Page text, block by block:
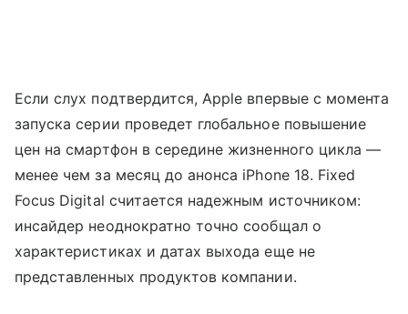
Если слух подтвердится, Apple впервые с момента
запуска серии проведет глобальное повышение
цен на смартфон в середине жизненного цикла —
менее чем за месяц до анонса iPhone 18. Fixed
Focus Digital считается надежным источником:
инсайдер неоднократно точно сообщал о
характеристиках и датах выхода еще не
представленных продуктов компании.